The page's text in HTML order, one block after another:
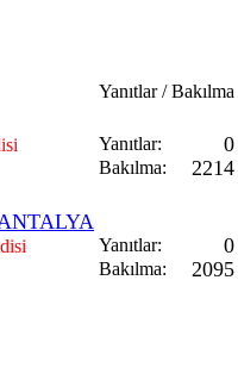
Yanıtlar / Bakılma
Yanıtlar: 0
Bakılma: 2214
Yanıtlar: 0
Bakılma: 2095